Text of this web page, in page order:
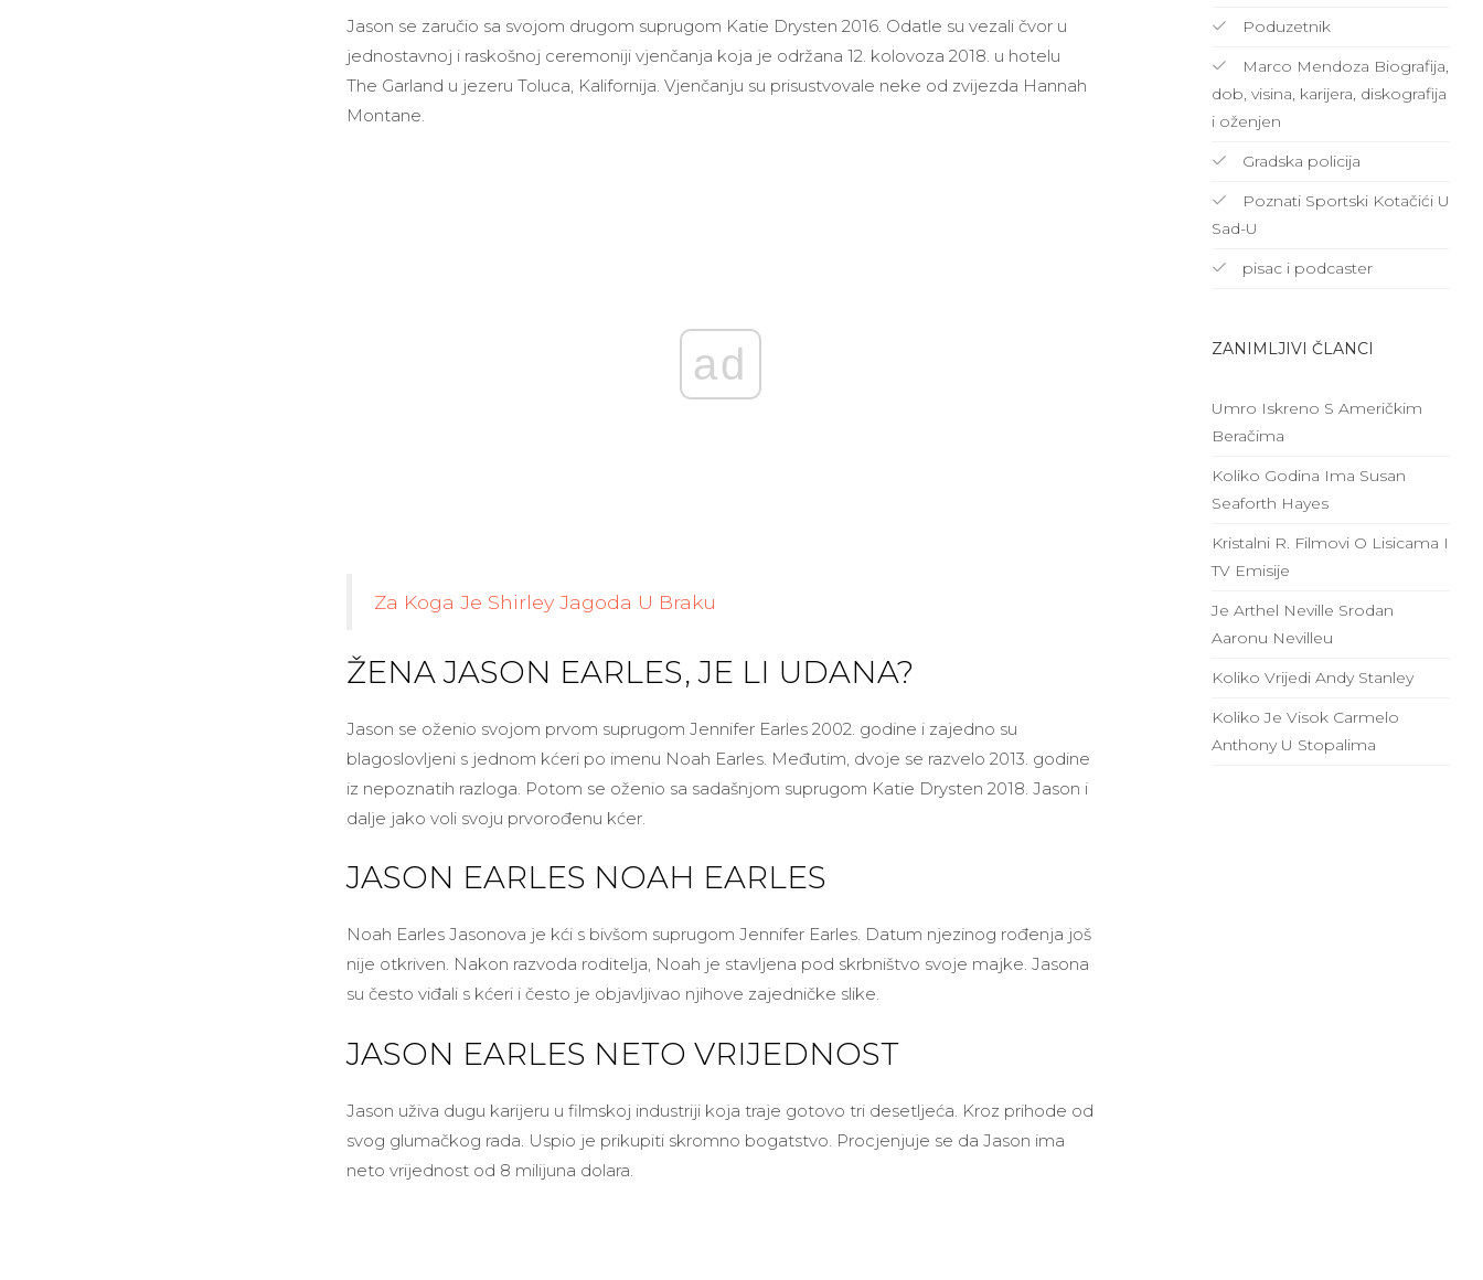
Jason se zaručio sa svojom drugom suprugom Katie Drysten 2016. Odatle su vezali čvor u
jednostavnoj i raskošnoj ceremoniji vjenčanja koja je održana 12. kolovoza 2018. u hotelu
The Garland u jezeru Toluca, Kalifornija. Vjenčanju su prisustvovale neke od zvijezda Hannah
Montane.
ad
Za Koga Je Shirley Jagoda U Braku
ŽENA JASON EARLES, JE LI UDANA?
Jason se oženio svojom prvom suprugom Jennifer Earles 2002. godine i zajedno su
blagoslovljeni s jednom kćeri po imenu Noah Earles. Međutim, dvoje se razvelo 2013. godine
iz nepoznatih razloga. Potom se oženio sa sadašnjom suprugom Katie Drysten 2018. Jason i
dalje jako voli svoju prvorođenu kćer.
JASON EARLES NOAH EARLES
Noah Earles Jasonova je kći s bivšom suprugom Jennifer Earles. Datum njezinog rođenja još
nije otkriven. Nakon razvoda roditelja, Noah je stavljena pod skrbništvo svoje majke. Jasona
su često viđali s kćeri i često je objavljivao njihove zajedničke slike.
JASON EARLES NETO VRIJEDNOST
Jason uživa dugu karijeru u filmskoj industriji koja traje gotovo tri desetljeća. Kroz prihode od
svog glumačkog rada. Uspio je prikupiti skromno bogatstvo. Procjenjuje se da Jason ima
neto vrijednost od 8 milijuna dolara.
Poduzetnik
Marco Mendoza Biografija,
dob, visina, karijera, diskografija
i oženjen
Gradska policija
Poznati Sportski Kotačići U
Sad-U
pisac i podcaster
ZANIMLJIVI ČLANCI
Umro Iskreno S Američkim
Beračima
Koliko Godina Ima Susan
Seaforth Hayes
Kristalni R. Filmovi O Lisicama I
TV Emisije
Je Arthel Neville Srodan
Aaronu Nevilleu
Koliko Vrijedi Andy Stanley
Koliko Je Visok Carmelo
Anthony U Stopalima